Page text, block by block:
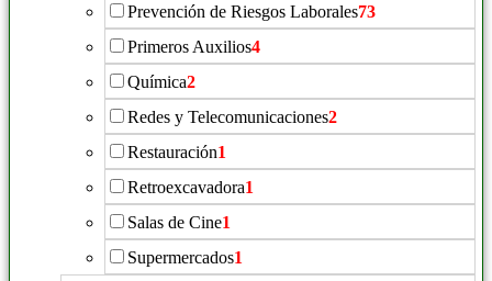
Prevención de Riesgos Laborales73
Primeros Auxilios4
Química2
Redes y Telecomunicaciones2
Restauración1
Retroexcavadora1
Salas de Cine1
Supermercados1